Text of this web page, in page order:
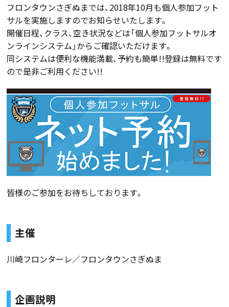
フロンタウンさぎぬまでは、2018年10月も個人参加フット
サルを実施しますのでお知らせいたします。
開催日程、クラス、空き状況などは「個人参加フットサルオ
ンラインシステム」からご確認いただけます。
同システムは便利な機能満載、予約も簡単!!登録は無料です
ので是非ご利用ください!!
皆様のご参加をお待ちしております。
主催
川崎フロンターレ／フロンタウンさぎぬま
企画説明